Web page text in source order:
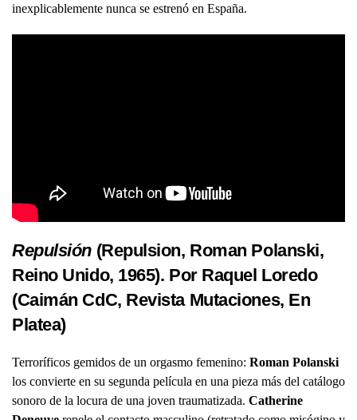
inexplicablemente nunca se estrenó en España.
Repulsión (Repulsion, Roman Polanski,
Reino Unido, 1965). Por Raquel Loredo
(Caimán CdC, Revista Mutaciones, En
Platea)
Terroríficos gemidos de un orgasmo femenino: Roman Polanski
los convierte en su segunda película en una pieza más del catálogo
sonoro de la locura de una joven traumatizada. Catherine